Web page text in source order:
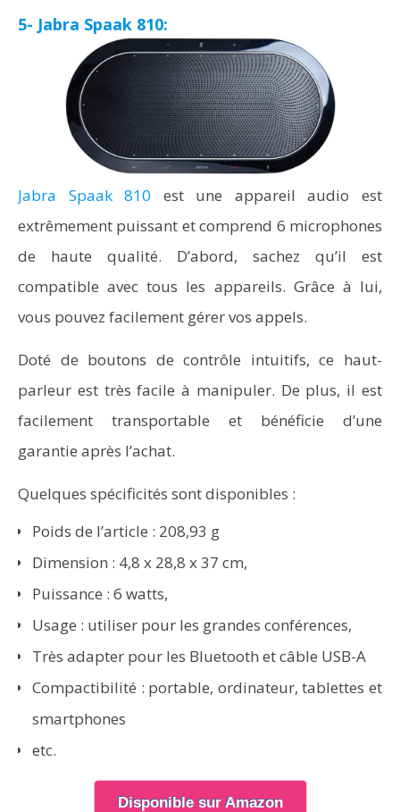
5- Jabra Spaak 810:
Jabra Spaak 810 est une appareil audio est
extrêmement puissant et comprend 6 microphones
de haute qualité. D’abord, sachez qu’il est
compatible avec tous les appareils. Grâce à lui,
vous pouvez facilement gérer vos appels.
Doté de boutons de contrôle intuitifs, ce haut-
parleur est très facile à manipuler. De plus, il est
facilement transportable et bénéficie d’une
garantie après l’achat.
Quelques spécificités sont disponibles :
Poids de l’article : 208,93 g
Dimension : 4,8 x 28,8 x 37 cm,
Puissance : 6 watts,
Usage : utiliser pour les grandes conférences,
Très adapter pour les Bluetooth et câble USB-A
Compactibilité : portable, ordinateur, tablettes et
smartphones
etc.
Disponible sur Amazon